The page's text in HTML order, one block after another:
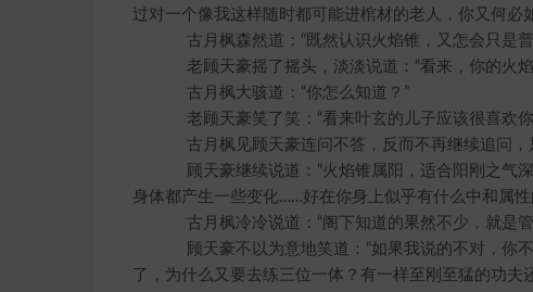
过对一个像我这样随时都可能进棺材的老人，你又何必
古月枫森然道：“既然认识火焰锥，又怎会只是普
老顾天豪摇了摇头，淡淡说道：“看来，你的火焰
古月枫大骇道：“你怎么知道？”
老顾天豪笑了笑：“看来叶玄的儿子应该很喜欢
古月枫见顾天豪连问不答，反而不再继续追问，
顾天豪继续说道：“火焰锥属阳，适合阳刚之气深
身体都产生一些变化……好在你身上似乎有什么中和属
古月枫冷冷说道：“阁下知道的果然不少，就是管
顾天豪不以为意地笑道：“如果我说的不对，你
了，为什么又要去练三位一体？有一样至刚至猛的功夫